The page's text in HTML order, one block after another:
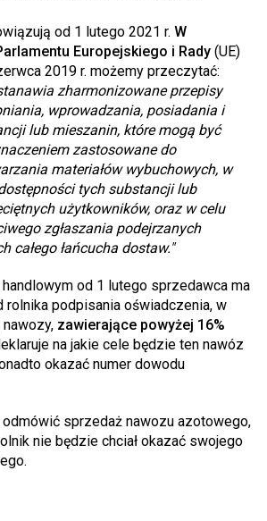
od 1 lutego 2021 r. W
Europejskiego i Rady (UE)
2019 r. możemy przeczytać:
zharmonizowane przepisy
wprowadzania, posiadania i
lub mieszanin, które mogą być
zastosowane do
materiałów wybuchowych, w
tych substancji lub
użytkowników, oraz w celu
zgłaszania podejrzanych
całego łańcucha dostaw."
od 1 lutego sprzedawca ma
rolnika podpisania oświadczenia, w
zawierające powyżej 16%
na jakie cele będzie ten nawóz
okazać numer dowodu
sprzedaż nawozu azotowego,
nie będzie chciał okazać swojego